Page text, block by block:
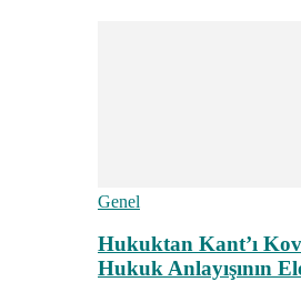
Genel
Hukuktan Kant’ı
Hukuk Anlayışının